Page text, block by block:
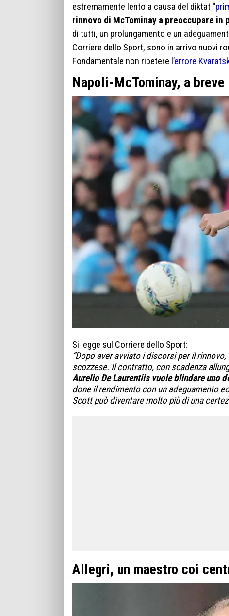
estremamente lento a causa del diktat “
rinnovo di McTominay a preoccupare
di tutti, un prolungamento e un
Corriere dello Sport, sono in arrivo nuovi
Fondamentale non ripetere l’errore
Napoli-McTominay, a
Si legge sul Corriere dello Sport:
“Dopo aver avviato i discorsi per il
scoz­zese. Il con­tratto, con sca­denza
Aure­lio De Lau­ren­tiis vuole blin­dare uno
done il ren­di­mento con un ade­gua­mento
Scott può diven­tare molto più di una
Allegri, un maestro coi